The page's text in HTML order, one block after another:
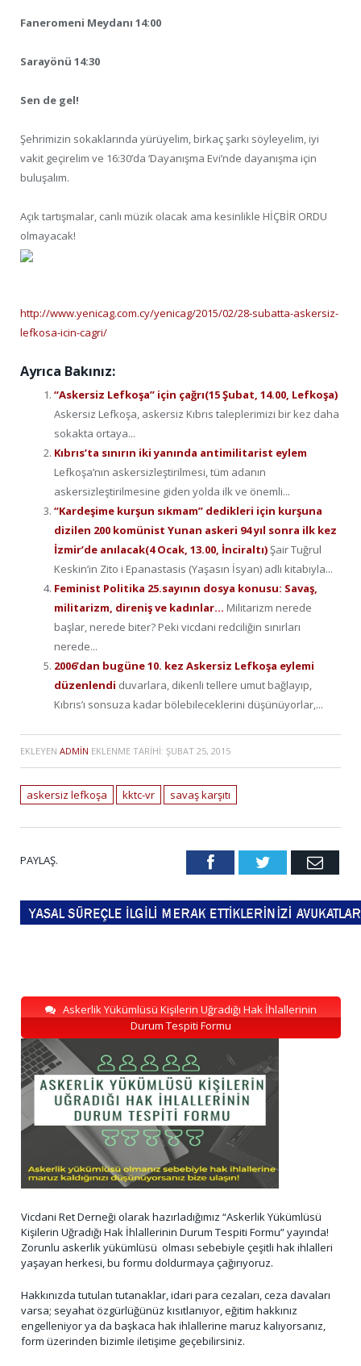
Faneromeni Meydanı 14:00
Sarayönü 14:30
Sen de gel!
Şehrimizin sokaklarında yürüyelim, birkaç şarkı söyleyelim, iyi
vakit geçirelim ve 16:30’da ‘Dayanışma Evi’nde dayanışma için
buluşalım.
Açık tartışmalar, canlı müzik olacak ama kesinlikle HİÇBİR ORDU
olmayacak!
http://www.yenicag.com.cy/yenicag/2015/02/28-subatta-askersiz-
lefkosa-icin-cagri/
Ayrıca Bakınız:
“Askersiz Lefkoşa” için çağrı(15 Şubat, 14.00, Lefkoşa)
Askersiz Lefkoşa, askersiz Kıbrıs taleplerimizi bir kez daha
sokakta ortaya...
Kıbrıs’ta sınırın iki yanında antimilitarist eylem
Lefkoşa’nın askersizleştirilmesi, tüm adanın
askersizleştirilmesine giden yolda ilk ve önemli...
“Kardeşime kurşun sıkmam” dedikleri için kurşuna
dizilen 200 komünist Yunan askeri 94 yıl sonra ilk kez
İzmir’de anılacak(4 Ocak, 13.00, İnciraltı)Şair Tuğrul
Keskin’in Zito i Epanastasis (Yaşasın İsyan) adlı kitabıyla...
Feminist Politika 25.sayının dosya konusu: Savaş,
militarizm, direniş ve kadınlar… Militarizm nerede
başlar, nerede biter? Peki vicdani redciliğin sınırları
nerede...
2006’dan bugüne 10. kez Askersiz Lefkoşa eylemi
düzenlendi duvarlara, dikenli tellere umut bağlayıp,
Kıbrıs’ı sonsuza kadar bölebileceklerini düşünüyorlar,...
EKLEYEN ADMIN EKLENME TARIHI: ŞUBAT 25, 2015
askersiz lefkoşa kktc-vr savaş karşıtı
PAYLAŞ. FacebookTwitter Email
Askerlik Yükümlüsü Kişilerin Uğradığı Hak İhlallerinin
Durum Tespiti Formu
Vicdani Ret Derneği olarak hazırladığımız “Askerlik Yükümlüsü
Kişilerin Uğradığı Hak İhlallerinin Durum Tespiti Formu” yayında!
Zorunlu askerlik yükümlüsü olması sebebiyle çeşitli hak ihlalleri
yaşayan herkesi, bu formu doldurmaya çağırıyoruz.
Hakkınızda tutulan tutanaklar, idari para cezaları, ceza davaları
varsa; seyahat özgürlüğünüz kısıtlanıyor, eğitim hakkınız
engelleniyor ya da başkaca hak ihlallerine maruz kalıyorsanız,
form üzerinden bizimle iletişime geçebilirsiniz.